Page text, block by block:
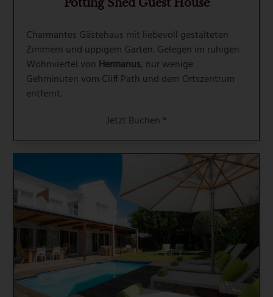
Potting Shed Guest House
Charmantes Gästehaus mit liebevoll gestalteten
Zimmern und üppigem Garten. Gelegen im ruhigen
Wohnviertel von Hermanus, nur wenige
Gehminuten vom Cliff Path und dem Ortszentrum
entfernt.
Jetzt Buchen *